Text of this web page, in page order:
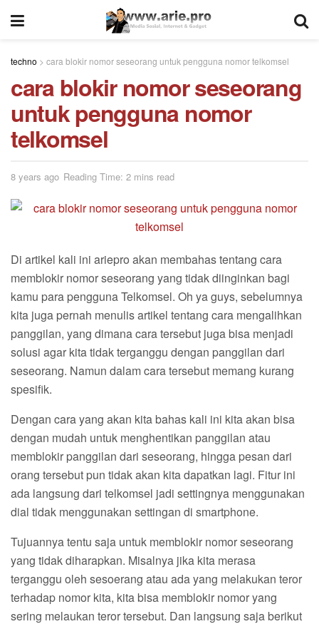
techno > cara blokir nomor seseorang untuk pengguna nomor telkomsel
cara blokir nomor seseorang
untuk pengguna nomor
telkomsel
8 years ago Reading Time: 2 mins read
Di artikel kali ini ariepro akan membahas tentang cara
memblokir nomor seseorang yang tidak diinginkan bagi
kamu para pengguna Telkomsel. Oh ya guys, sebelumnya
kita juga pernah menulis artikel tentang cara mengalihkan
panggilan, yang dimana cara tersebut juga bisa menjadi
solusi agar kita tidak terganggu dengan panggilan dari
seseorang. Namun dalam cara tersebut memang kurang
spesifik.
Dengan cara yang akan kita bahas kali ini kita akan bisa
dengan mudah untuk menghentikan panggilan atau
memblokir panggilan dari seseorang, hingga pesan dari
orang tersebut pun tidak akan kita dapatkan lagi. Fitur ini
ada langsung dari telkomsel jadi settingnya menggunakan
dial tidak menggunakan settingan di smartphone.
Tujuannya tentu saja untuk memblokir nomor seseorang
yang tidak diharapkan. Misalnya jika kita merasa
terganggu oleh sesoerang atau ada yang melakukan teror
terhadap nomor kita, kita bisa memblokir nomor yang
sering melaukan teror tersebut. Dan langsung saja berikut